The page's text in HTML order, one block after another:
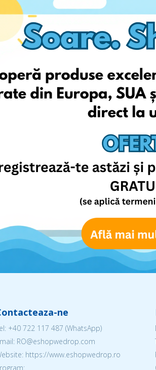
ne
+40 722 117 487 (WhatsApp)
RO@eshopwedrop.com
https://www.eshopwedrop.ro